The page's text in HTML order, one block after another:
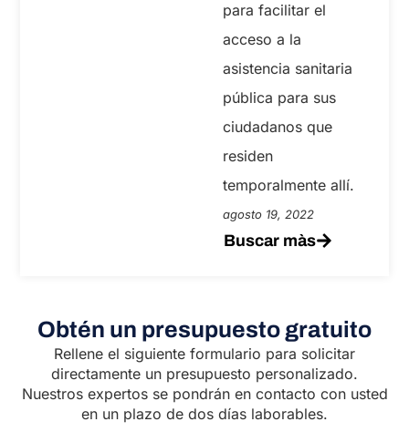
para facilitar el
acceso a la
asistencia sanitaria
pública para sus
ciudadanos que
residen
temporalmente allí.
agosto 19, 2022
Buscar màs
Obtén un presupuesto gratuito
Rellene el siguiente formulario para solicitar
directamente un presupuesto personalizado.
Nuestros expertos se pondrán en contacto con usted
en un plazo de dos días laborables.